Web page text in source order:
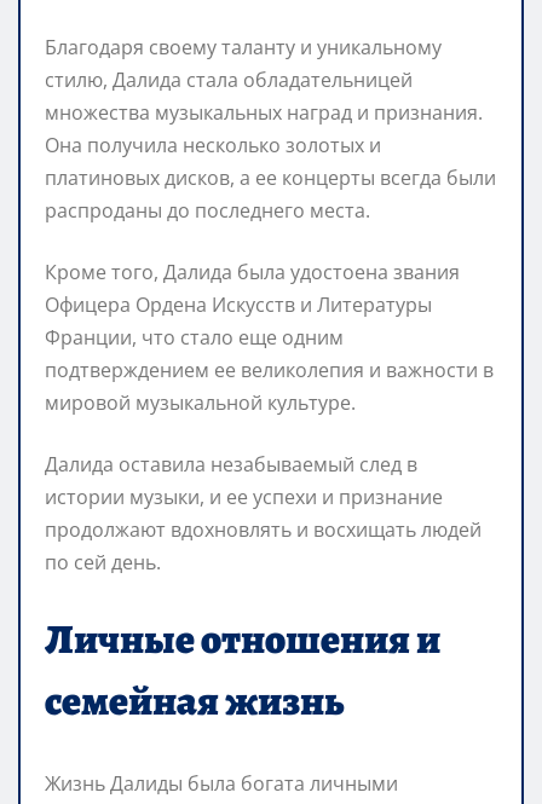
Благодаря своему таланту и уникальному
стилю, Далида стала обладательницей
множества музыкальных наград и признания.
Она получила несколько золотых и
платиновых дисков, а ее концерты всегда были
распроданы до последнего места.
Кроме того, Далида была удостоена звания
Офицера Ордена Искусств и Литературы
Франции, что стало еще одним
подтверждением ее великолепия и важности в
мировой музыкальной культуре.
Далида оставила незабываемый след в
истории музыки, и ее успехи и признание
продолжают вдохновлять и восхищать людей
по сей день.
Личные отношения и
семейная жизнь
Жизнь Далиды была богата личными